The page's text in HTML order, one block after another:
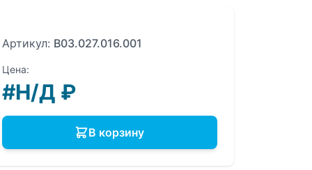
Артикул: B03.027.016.001
Цена:
#Н/Д ₽
В корзину